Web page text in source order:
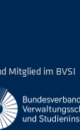
Mitglied im BVSI